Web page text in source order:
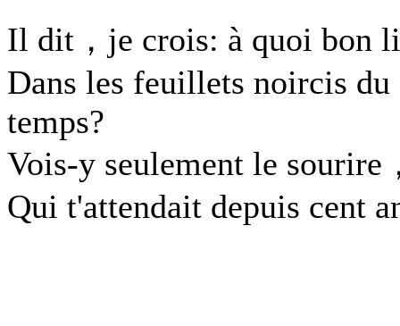
Il dit，je crois: à quoi bon
Dans les feuillets noircis du
temps?
Vois-y seulement le sourire
Qui t'attendait depuis cent